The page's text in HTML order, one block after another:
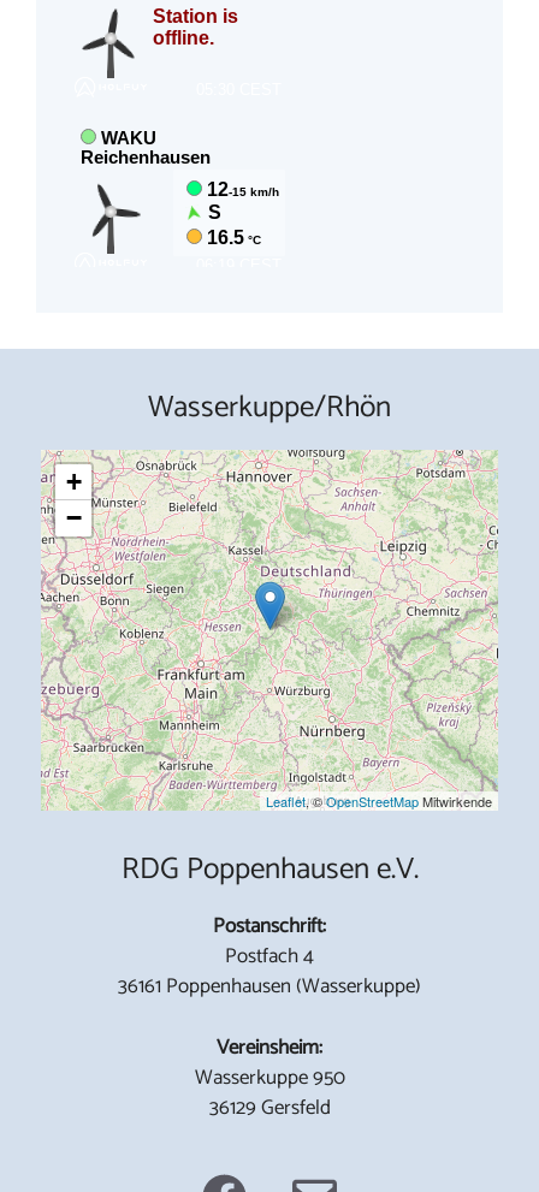
Wasserkuppe/Rhön
+
−
Leaflet, ©OpenStreetMapMitwirkende
RDG Poppenhausen e.V.
Postanschrift:
Postfach 4
36161 Poppenhausen (Wasserkuppe)
Vereinsheim:
Wasserkuppe 950
36129 Gersfeld